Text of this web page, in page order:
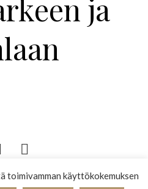
ja
YRITYKSELLE: FOORLY
toimivamman käyttökokemuksen